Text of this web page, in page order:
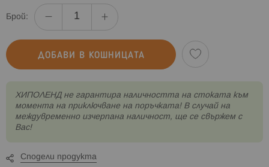
Брой:
ДОБАВИ В КОШНИЦАТА
XИПОЛЕНД не гарантира наличността на стоката към
момента на приключване на поръчката! В случай на
междувременно изчерпана наличност, ще се свържем с
Вас!
Сподели продукта